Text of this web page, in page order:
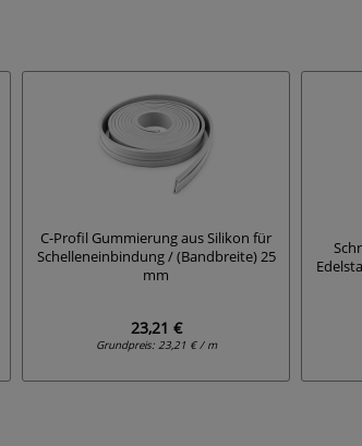
C-Profil Gummierung aus Silikon für
Schelleneinbindung / (Bandbreite) 25
mm
23,21 €
Grundpreis: 23,21 € / m